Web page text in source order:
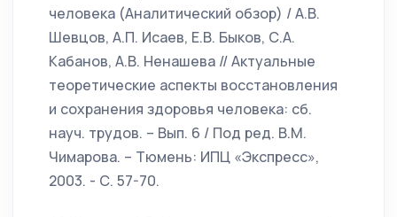
человека (Аналитический обзор) / А.В.
Шевцов, А.П. Исаев, Е.В. Быков, С.А.
Кабанов, А.В. Ненашева // Актуальные
теоретические аспекты восстановления
и сохранения здоровья человека: сб.
науч. трудов. – Вып. 6 / Под ред. В.М.
Чимарова. – Тюмень: ИПЦ «Экспресс»,
2003. - С. 57-70.